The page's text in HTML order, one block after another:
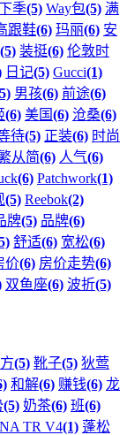
季(5) Way包(5) 满
跟鞋(6) 玛丽(6) 安
(5) 装挺(6) 伦敦时
日记(5) Gucci(1)
男孩(6) 前途(6)
(6) 美国(6) 沧桑(6)
待(5) 正装(6) 时尚
从简(6) 人气(6)
(6) Patchwork(1)
(5) Reebok(2)
牌(5) 品牌(6)
舒适(6) 宽松(6)
价(6) 房价走势(6)
双鱼座(6) 波折(5)
(5) 靴子(5) 狄莺
和解(6) 赚钱(6) 龙
(5) 奶茶(6) 班(6)
TR V4(1) 蓬松